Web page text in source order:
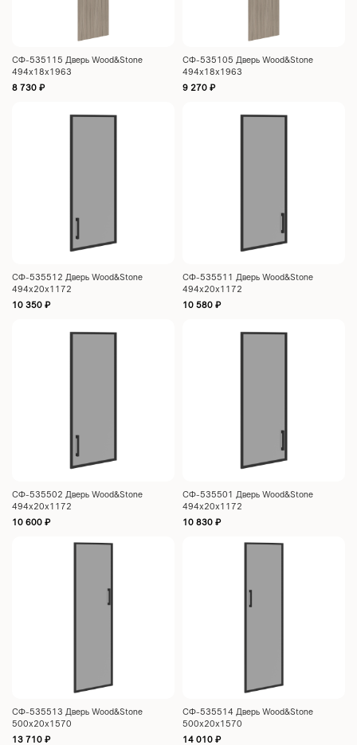
СФ-535115 Дверь Wood&Stone
494х18х1963
8 730 ₽
СФ-535105 Дверь Wood&Stone
494х18х1963
9 270 ₽
СФ-535512 Дверь Wood&Stone
494х20х1172
10 350 ₽
СФ-535511 Дверь Wood&Stone
494х20х1172
10 580 ₽
СФ-535502 Дверь Wood&Stone
494х20х1172
10 600 ₽
СФ-535501 Дверь Wood&Stone
494х20х1172
10 830 ₽
СФ-535513 Дверь Wood&Stone
500х20х1570
13 710 ₽
СФ-535514 Дверь Wood&Stone
500х20х1570
14 010 ₽